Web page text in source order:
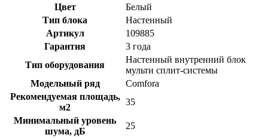
Цвет
Белый
Тип блока
Настенный
Артикул
109885
Гарантия
3 года
Тип оборудования
Настенный внутренний блок
мульти сплит-системы
Модельный ряд
Comfora
Рекомендуемая площадь,
м2
35
Минимальный уровень
шума, дБ
25